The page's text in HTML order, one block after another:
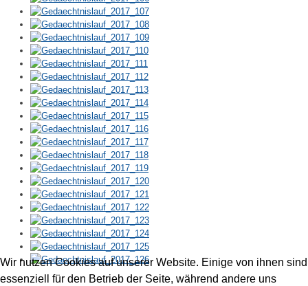
Wir nutzen Cookies auf unserer Website. Einige von ihnen sind
essenziell für den Betrieb der Seite, während andere uns